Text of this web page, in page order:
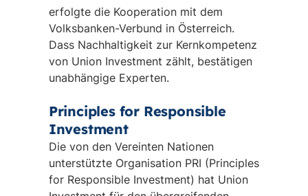
erfolgte die Kooperation mit dem
Volksbanken-Verbund in Österreich.
Dass Nachhaltigkeit zur Kernkompetenz
von Union Investment zählt, bestätigen
unabhängige Experten.
Principles for Responsible
Investment
Die von den Vereinten Nationen
unterstützte Organisation PRI (Principles
for Responsible Investment) hat Union